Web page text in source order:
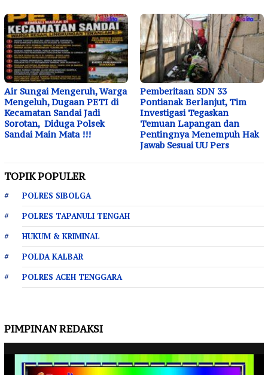
Air Sungai Mengeruh, Warga
Mengeluh, Dugaan PETI di
Kecamatan Sandai Jadi
Sorotan, Diduga Polsek
Sandai Main Mata !!!
Pemberitaan SDN 33
Pontianak Berlanjut, Tim
Investigasi Tegaskan
Temuan Lapangan dan
Pentingnya Menempuh Hak
Jawab Sesuai UU Pers
TOPIK POPULER
POLRES SIBOLGA
POLRES TAPANULI TENGAH
HUKUM & KRIMINAL
POLDA KALBAR
POLRES ACEH TENGGARA
PIMPINAN REDAKSI